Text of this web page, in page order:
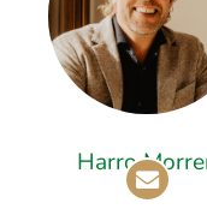
Harro